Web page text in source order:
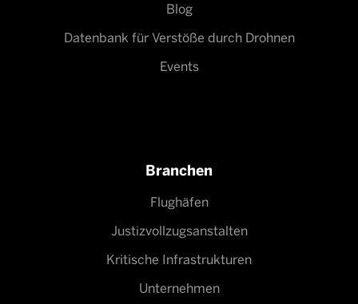
Blog
Datenbank für Verstöße durch Drohnen
Events
Branchen
Flughäfen
Justizvollzugsanstalten
Kritische Infrastrukturen
Unternehmen